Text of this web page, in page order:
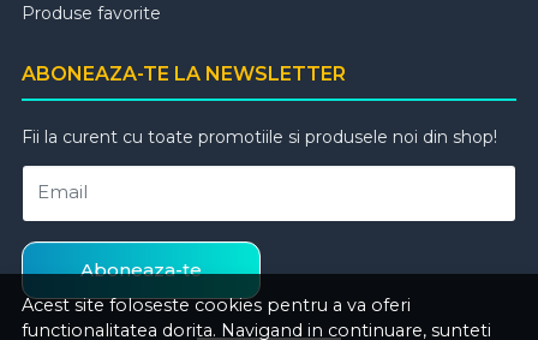
Acest site foloseste cookies pentru a va oferi
functionalitatea dorita. Navigand in continuare, sunteti
Produse favorite
ABONEAZA-TE LA NEWSLETTER
Fii la curent cu toate promotiile si produsele noi din shop!
Email
Aboneaza-te